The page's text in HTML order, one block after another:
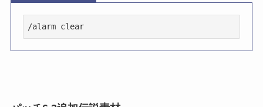
/alarm clear